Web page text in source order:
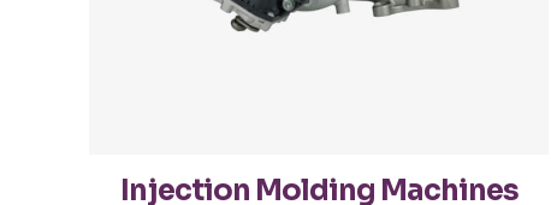
Injection Molding Machines